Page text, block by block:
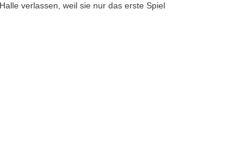
verlassen, weil sie nur das erste Spiel